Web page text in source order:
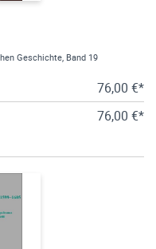
Geschichte, Band 19
76,00 €*
76,00 €*